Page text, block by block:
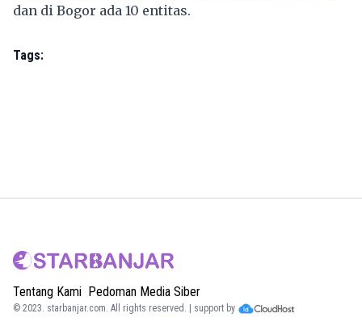
dan di Bogor ada 10 entitas.
Tags:
Tentang Kami Pedoman Media Siber
© 2023. starbanjar.com. All rights reserved. | support by